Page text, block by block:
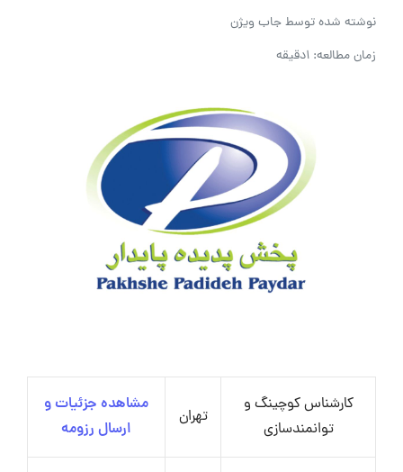
نوشته شده توسطجاب ویژن
زمان مطالعه: 1دقیقه
کارشناس کوچینگ و
توانمندسازی
تهران
مشاهده جزئیات و
ارسال رزومه